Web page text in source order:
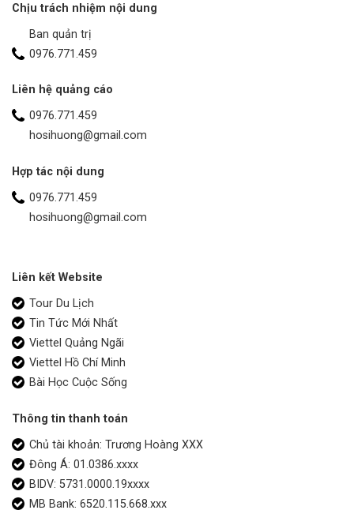
Chịu trách nhiệm nội dung
Ban quản trị
0976.771.459
Liên hệ quảng cáo
0976.771.459
hosihuong@gmail.com
Hợp tác nội dung
0976.771.459
hosihuong@gmail.com
Liên kết Website
Tour Du Lịch
Tin Tức Mới Nhất
Viettel Quảng Ngãi
Viettel Hồ Chí Minh
Bài Học Cuộc Sống
Thông tin thanh toán
Chủ tài khoản: Trương Hoàng XXX
Đông Á: 01.0386.xxxx
BIDV: 5731.0000.19xxxx
MB Bank: 6520.115.668.xxx